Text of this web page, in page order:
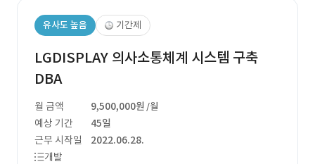
유사도 높음 기간제
LGDISPLAY 의사소통체계 시스템 구축
DBA
월 금액 9,500,000원 /월
예상 기간
45일
근무 시작일
2022.06.28.
개발